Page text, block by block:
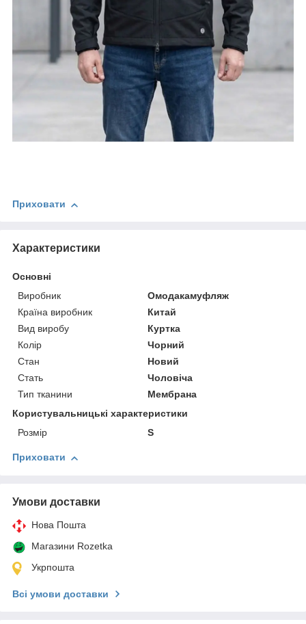
Приховати
Характеристики
Основні
Виробник
Омодакамуфляж
Країна виробник
Китай
Вид виробу
Куртка
Колір
Чорний
Стан
Новий
Стать
Чоловіча
Тип тканини
Мембрана
Користувальницькі характеристики
Розмір
S
Приховати
Умови доставки
Нова Пошта
Магазини Rozetka
Укрпошта
Всі умови доставки